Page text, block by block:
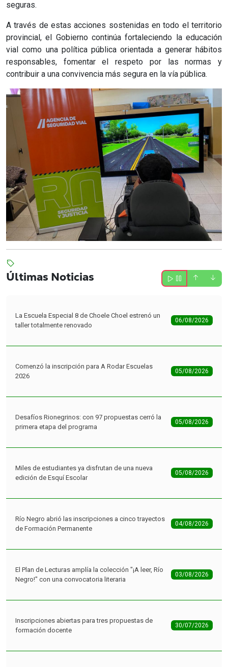
seguras.
A través de estas acciones sostenidas en todo el territorio
provincial, el Gobierno continúa fortaleciendo la educación
vial como una política pública orientada a generar hábitos
responsables, fomentar el respeto por las normas y
contribuir a una convivencia más segura en la vía pública.
Últimas Noticias
La Escuela Especial 8 de Choele Choel estrenó un
taller totalmente renovado
06/08/2026
Comenzó la inscripción para A Rodar Escuelas
2026
05/08/2026
Desafíos Rionegrinos: con 97 propuestas cerró la
primera etapa del programa
05/08/2026
Miles de estudiantes ya disfrutan de una nueva
edición de Esquí Escolar
05/08/2026
Río Negro abrió las inscripciones a cinco trayectos
de Formación Permanente
04/08/2026
El Plan de Lecturas amplía la colección "¡A leer, Río
Negro!" con una convocatoria literaria
03/08/2026
Inscripciones abiertas para tres propuestas de
formación docente
30/07/2026